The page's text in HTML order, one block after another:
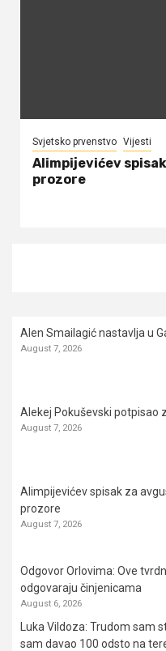
Svjetsko prvenstvo Vijesti
Alimpijevićev
prozore
Alen Smailagić nastavlja u
August 7, 2026
Alekej Pokuševski potpisao
August 7, 2026
Alimpijevićev spisak za
prozore
August 7, 2026
Odgovor Orlovima: ​Ove
odgovaraju činjenicama
August 6, 2026
Luka Vildoza: Trudom sam
sam davao 100 odsto na